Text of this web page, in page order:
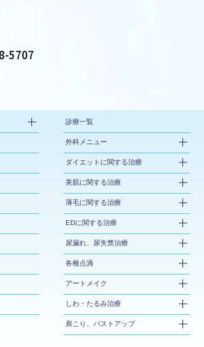
5707
診療一覧
外科メニュー
ダイエットに関する治療
美肌に関する治療
薄毛に関する治療
EDに関する治療
尿漏れ、尿失禁治療
各種点滴
アートメイク
しわ・たるみ治療
肩こり、バストアップ